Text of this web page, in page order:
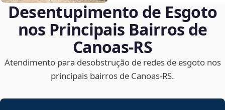
Desentupimento de Esgoto
nos Principais Bairros de
Canoas‑RS
Atendimento para desobstrução de redes de esgoto nos
principais bairros de Canoas‑RS.